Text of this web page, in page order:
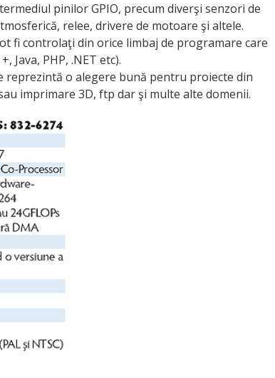
pinilor GPIO, precum diverşi senzori de
relee, drivere de motoare şi altele.
fi controlaţi din orice limbaj de programare care
Java, PHP, .NET etc).
reprezintă o alegere bună pentru proiecte din
imprimare 3D, ftp dar şi multe alte domenii.